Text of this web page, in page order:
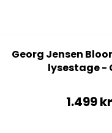
Georg Jensen
lysestage -
1.499